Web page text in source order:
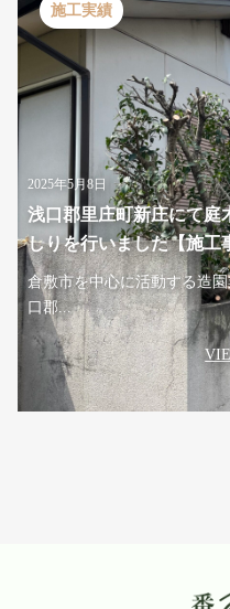
施工実績
2025年5月8日
浅口郡里庄町新庄にて庭
しりを行いました【施工
倉敷市を中心に活動する造
口郡...